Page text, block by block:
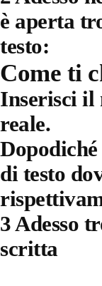
è aperta
testo:
Come ti
Inserisci il
reale.
di testo
3 Adesso
scritta